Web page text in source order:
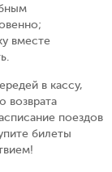
;
вместе
.
в кассу,
возврата
поездов
билеты